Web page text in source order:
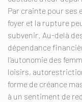
Par crainte pour ses
foyer et la rupture
subvenir. Au-delà
dépendance
l’autonomie des
loisirs,
forme de créance
à un sentiment de